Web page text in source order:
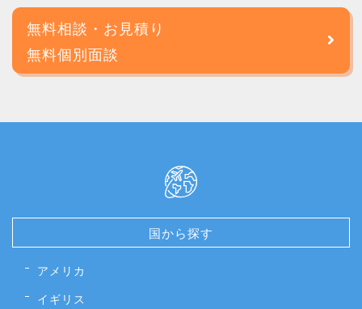
無料相談・お見積り
無料個別面談
国から探す
アメリカ
イギリス